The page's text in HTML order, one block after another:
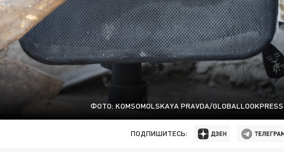
ФОТО: KOMSOMOLSKAYA PRAVDA/GLOBALLOOKPRESS
ПОДПИШИТЕСЬ: